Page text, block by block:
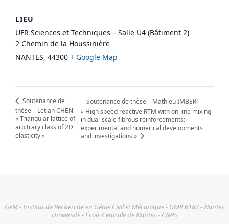
LIEU
UFR Sciences et Techniques – Salle U4 (Bâtiment 2)
2 Chemin de la Houssinière
NANTES, 44300 + Google Map
Soutenance de
thèse – Letian CHEN –
« Triangular lattice of
arbitrary class of 2D
elasticity »
Soutenance de thèse – Mathieu IMBERT –
« High speed reactive RTM with on-line mixing
in dual-scale fibrous reinforcements:
experimental and numerical developments
and investigations »
GeM - Institut de Recherche en Génie Civil et Mécanique - UMR 6183 - Nantes
Université - École Centrale de Nantes - CNRS